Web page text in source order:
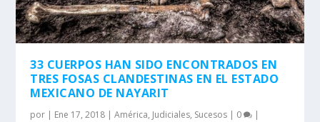
33 CUERPOS HAN SIDO ENCONTRADOS EN
TRES FOSAS CLANDESTINAS EN EL ESTADO
MEXICANO DE NAYARIT
por | Ene 17, 2018 |América, Judiciales, Sucesos | 0 |